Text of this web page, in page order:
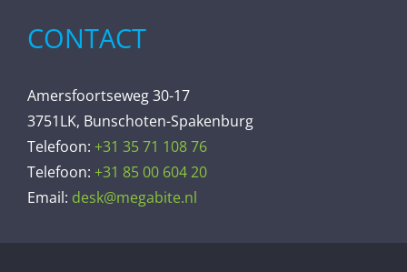
CONTACT
Amersfoortseweg 30-17
3751LK, Bunschoten-Spakenburg
Telefoon: +31 35 71 108 76
Telefoon: +31 85 00 604 20
Email: desk@megabite.nl